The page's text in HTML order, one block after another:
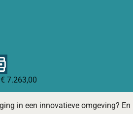
7.263,00
in een innovatieve omgeving?